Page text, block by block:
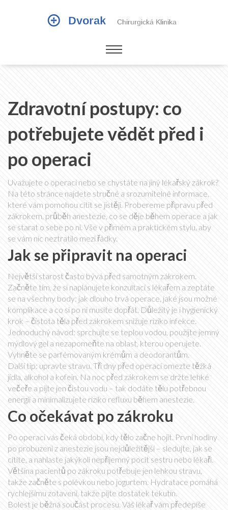
Zdravotní postupy: co
potřebujete vědět před i
po operaci
Uvažujete o operaci nebo se chystáte na jiný lékařský zákrok?
Na této stránce najdete stručné a srozumitelné informace,
které vám pomohou cítit se jistěji. Probereme přípravu před
zákrokem, průběh anestezie, co se děje během operace a jak
se starat o sebe po ní. Vše v přímém a praktickém stylu, aby
se vám nic neztratilo mezi řádky.
Jak se připravit na operaci
Největší starost často bývá před samotným zákrokem.
Začněte tím, že si naplánujete konzultaci s lékařem a zeptáte
se na všechny body: jak dlouho trvá operace, jaké jsou možné
komplikace a co si po ní musíte dopřát. Důležitý je i hygienický
krok – čistota těla před zákrokem snižuje riziko infekce.
Jednoduchý návod: sprchujte se teplou vodou, použijte jemný
mýdlový gel a nezapomeňte na oblast, kterou operujete.
Vyhněte se parfémovaným krémům a deodorantům.
Další tip: upravte stravu. Tři dny před operací omezte těžká
jídla, alkohol a kofein. Na noc před zákrokem se držte lehké
večeře a pijte jen čistou vodu – tak dodáte tělu potřebnou
energii a minimalizujete riziko refluxu během anestezie.
Co očekávat po zákroku
Po operaci vás čeká období, kdy tělo začne hojit. První hodiny
po probuzení z anestezie jsou nejdůležitější – sledujte, jak se
cítíte, a nahlaste jakýkoli nepříjemný pocit sestru nebo lékaři.
Většina pacientů po zákroku potřebuje jen lehkou stravu,
takže začněte s polévkou nebo jogurtem. Hydratace pomáhá
rychlejšímu zotavení, takže pijte dostatek tekutin.
Bolest je běžná součást procesu. Váš lékař vám předepíše